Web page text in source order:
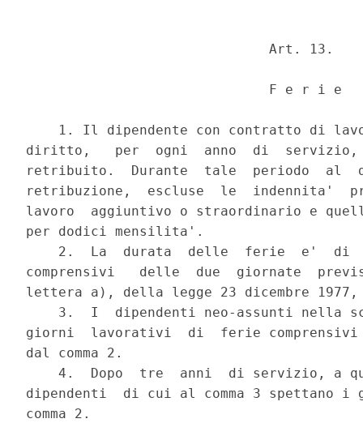
                              Art. 13.
                              F e r i e
1. Il dipendente con contratto di
diritto,   per  ogni  anno  di
retribuito.  Durante  tale  periodo  al
retribuzione,  escluse  le  indennita'
lavoro  aggiuntivo o straordinario e
per dodici mensilita'.
2.  La  durata  delle  ferie  e'  di
comprensivi   delle  due  giornate
lettera a), della legge 23 dicembre
3.  I  dipendenti neo-assunti nella
giorni  lavorativi  di  ferie comprensivi
dal comma 2.
4.  Dopo  tre  anni  di servizio, a
dipendenti  di cui al comma 3
comma 2.